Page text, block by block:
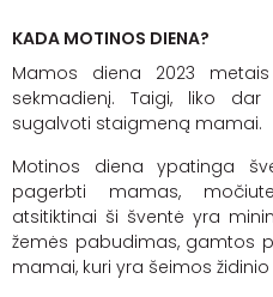
KADA MOTINOS DIENA?
Mamos diena 2023
sekmadienį. Taigi, liko
sugalvoti staigmeną mamai.
Motinos diena ypatinga
pagerbti mamas,
atsitiktinai ši šventė yra
žemės pabudimas, gamtos
mamai, kuri yra šeimos